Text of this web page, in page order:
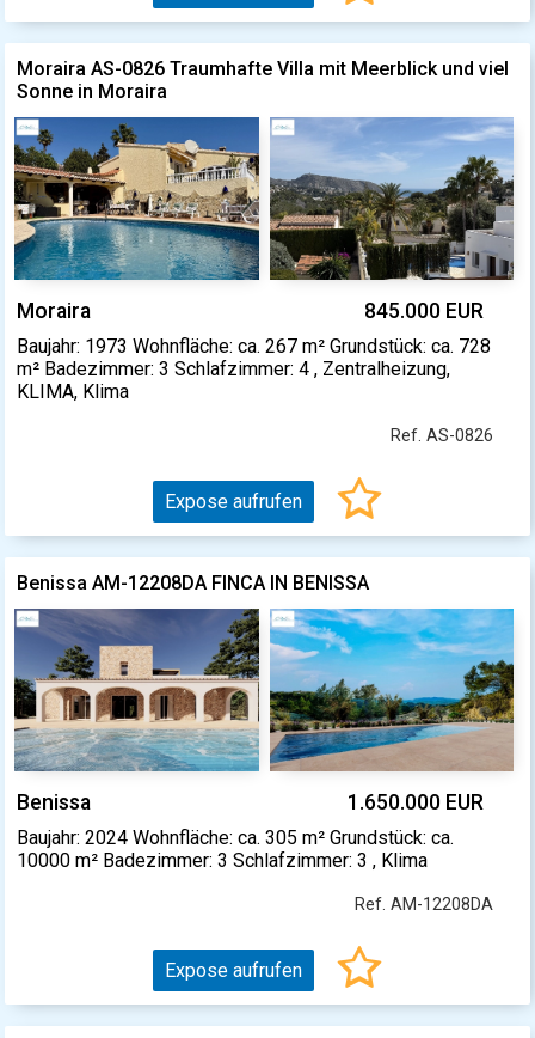
Moraira AS-0826 Traumhafte Villa mit Meerblick und viel
Sonne in Moraira
Moraira 845.000 EUR
Baujahr: 1973 Wohnfläche: ca. 267 m² Grundstück: ca. 728
m² Badezimmer: 3 Schlafzimmer: 4 , Zentralheizung,
KLIMA, Klima
Ref. AS-0826
Expose aufrufen
Benissa AM-12208DA FINCA IN BENISSA
Benissa 1.650.000 EUR
Baujahr: 2024 Wohnfläche: ca. 305 m² Grundstück: ca.
10000 m² Badezimmer: 3 Schlafzimmer: 3 , Klima
Ref. AM-12208DA
Expose aufrufen